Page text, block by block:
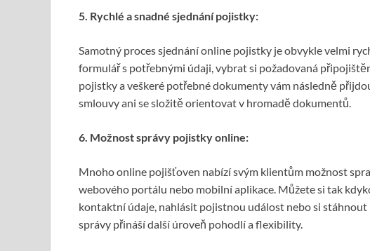
5. Rychlé a snadné sjednání pojistky:
Samotný proces sjednání online pojistky je obvykle velmi
formulář s potřebnými údaji, vybrat si požadovaná
pojistky a veškeré potřebné dokumenty vám následně
smlouvy ani se složitě orientovat v hromadě dokumentů.
6. Možnost správy pojistky online:
Mnoho online pojišťoven nabízí svým klientům možnost
webového portálu nebo mobilní aplikace. Můžete si tak
kontaktní údaje, nahlásit pojistnou událost nebo si
správy přináší další úroveň pohodlí a flexibility.